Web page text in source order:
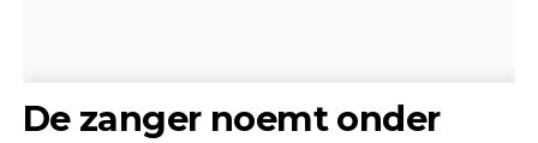
De zanger noemt onder